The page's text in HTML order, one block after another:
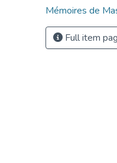
Mémoires de
Full item